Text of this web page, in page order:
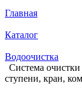
Главная
Каталог
Водоочистка
Система
ступени, кран,